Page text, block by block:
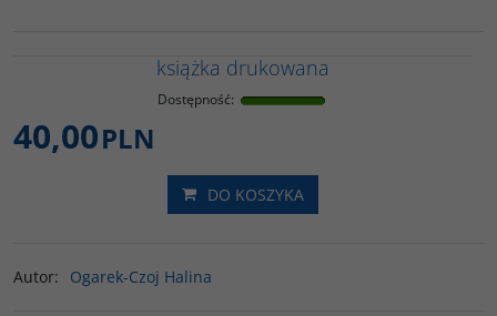
książka drukowana
Dostępność:
40,00PLN
DO KOSZYKA
Autor: Ogarek-Czoj Halina